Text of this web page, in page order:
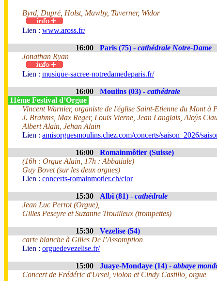
Byrd, Dupré, Holst, Mawby, Taverner, Widor
Lien : www.aross.fr/
16:00 Paris (75) - cathédrale Notre-Dame
Jonathan Ryan
Lien : musique-sacree-notredamedeparis.fr/
16:00 Moulins (03) - cathédrale
11ème Festival d’Orgue
Vincent Warnier, organiste de l'église Saint-Etienne du Mont à
J. Brahms, Max Reger, Louis Vierne, Jean Langlais, Aloÿs
Albert Alain, Jehan Alain
Lien : amisorguesmoulins.chez.com/concerts/saison_2026/
16:00
Romainmôtier (Suisse)
(16h : Orgue Alain, 17h : Abbatiale)
Guy Bovet (sur les deux orgues)
Lien : concerts-romainmotier.ch/cior
15:30 Albi (81) - cathédrale
Jean Luc Perrot (Orgue),
Gilles Peseyre et Suzanne Trouilleux (trompettes)
15:30
Vezelise (54)
carte blanche à Gilles De l’Assomption
Lien : orguedevezelise.fr/
15:00 Juaye-Mondaye (14) - abbaye
Concert de Frédéric d'Ursel, violon et Cindy Castillo, orgue